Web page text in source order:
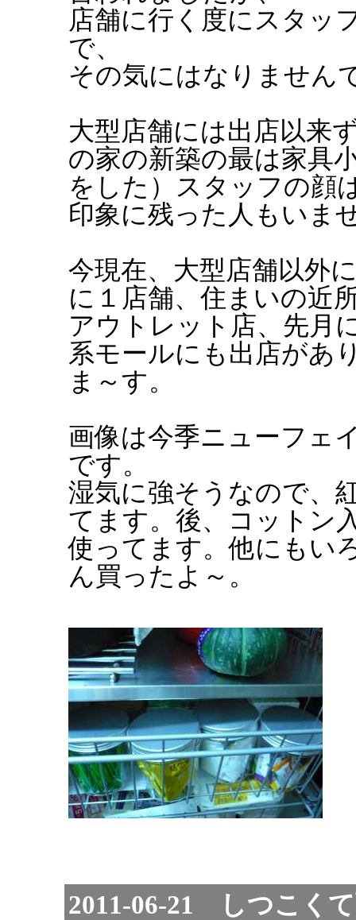
店舗に行く度にスタッ
で、
その気にはなりません
大型店舗には出店以来
の家の新築の最は家具
をした）スタッフの顔
印象に残った人もいま
今現在、大型店舗以外
に１店舗、住まいの近
アウトレット店、先月
系モールにも出店があ
ま～す。
画像は今季ニューフェ
です。
湿気に強そうなので、
てます。後、コットン
使ってます。他にもい
ん買ったよ～。
2011-06-21 しつこく